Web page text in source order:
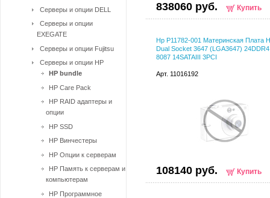
838060 руб. Купить
Hp P11782-001 Материнская Плата
Dual Socket 3647 (LGA3647)
8087 14SATAIII 3PCI
Арт. 11016192
108140 руб. Купить
Серверы и опции DELL
Серверы и опции
EXEGATE
Серверы и опции Fujitsu
Серверы и опции HP
HP bundle
HP Care Pack
HP RAID адаптеры и
опции
HP SSD
HP Винчестеры
HP Опции к серверам
HP Память к серверам и
компьютерам
HP Программное